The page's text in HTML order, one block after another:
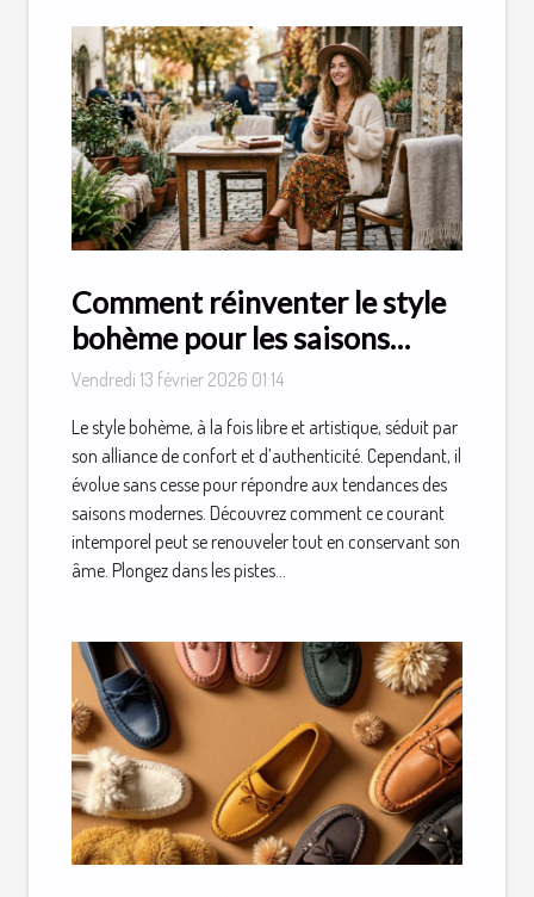
Comment réinventer le style
bohème pour les saisons
modernes ?
Vendredi 13 février 2026 01:14
Le style bohème, à la fois libre et artistique, séduit par
son alliance de confort et d’authenticité. Cependant, il
évolue sans cesse pour répondre aux tendances des
saisons modernes. Découvrez comment ce courant
intemporel peut se renouveler tout en conservant son
âme. Plongez dans les pistes...